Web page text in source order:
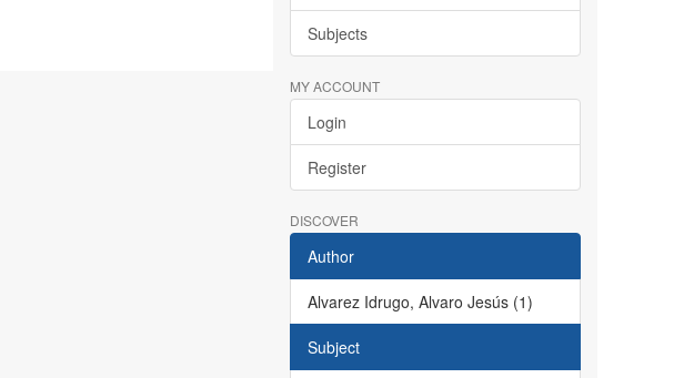
Subjects
MY ACCOUNT
Login
Register
DISCOVER
Author
Alvarez Idrugo, Alvaro Jesús (1)
Subject